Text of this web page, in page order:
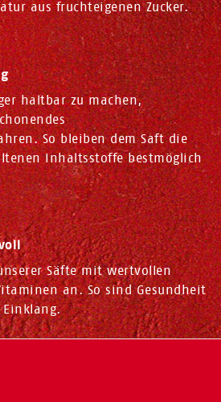
aus fruchteigenen Zucker.
haltbar zu machen,
So bleiben dem Saft die
Inhaltsstoffe bestmöglich
Säfte mit wertvollen
an. So sind Gesundheit